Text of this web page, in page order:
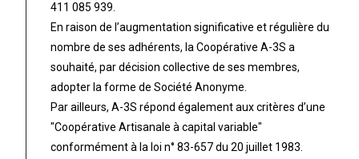
411 085 939.
En raison de l’augmentation significative et régulière du
nombre de ses adhérents, la Coopérative A-3S a
souhaité, par décision collective de ses membres,
adopter la forme de Société Anonyme.
Par ailleurs, A-3S répond également aux critères d’une
"Coopérative Artisanale à capital variable"
conformément à la loi n° 83-657 du 20 juillet 1983.